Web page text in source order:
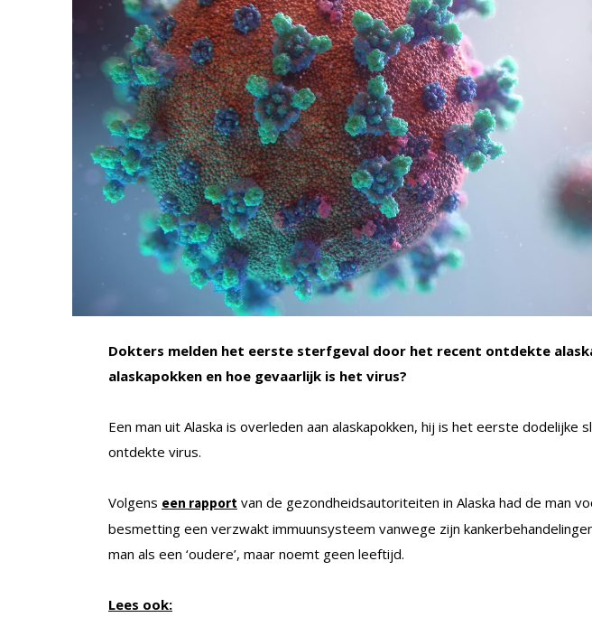
Dokters melden het eerste sterfgeval door het recent ontdekte
alaskapokken en hoe gevaarlijk is het virus?
Een man uit Alaska is overleden aan alaskapokken, hij is het eerste dodelijke
ontdekte virus.
Volgens een rapport van de gezondheidsautoriteiten in Alaska had de man
besmetting een verzwakt immuunsysteem vanwege zijn
man als een ‘oudere’, maar noemt geen leeftijd.
Lees ook: